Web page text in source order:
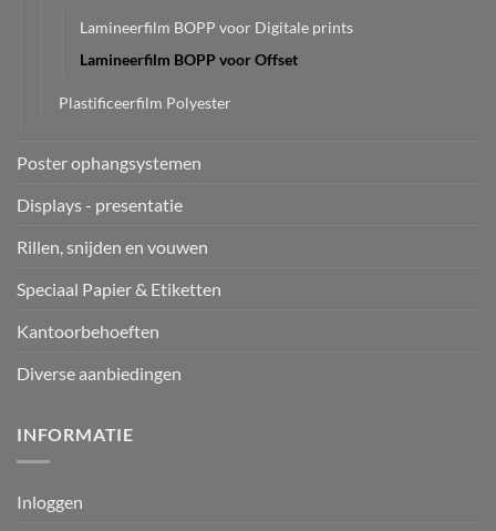
Lamineerfilm BOPP voor Digitale prints
Lamineerfilm BOPP voor Offset
Plastificeerfilm Polyester
Poster ophangsystemen
Displays - presentatie
Rillen, snijden en vouwen
Speciaal Papier & Etiketten
Kantoorbehoeften
Diverse aanbiedingen
INFORMATIE
Inloggen